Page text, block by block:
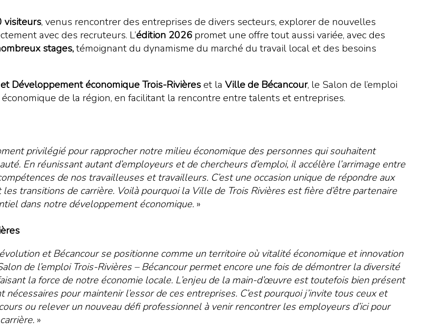
visiteurs, venus rencontrer des entreprises de divers secteurs, explorer de nouvelles
avec des recruteurs. L’édition 2026 promet une offre tout aussi variée, avec des
stages,témoignant du dynamisme du marché du travail local et des besoins
Développement économique Trois-Rivièreset la Ville de Bécancour, le Salon de l’emploi
de la région, en facilitant la rencontre entre talents et entreprises.
privilégié pour rapprocher notre milieu économique des personnes qui souhaitent
En réunissant autant d’employeurs et de chercheurs d’emploi, il accélère l’arrimage entre
de nos travailleuses et travailleurs. C’est une occasion unique de répondre aux
transitions de carrière. Voilà pourquoi la Ville de Trois Rivières est fière d’être partenaire
dans notre développement économique. »
et Bécancour se positionne comme un territoire où vitalité économique et innovation
de l’emploi Trois-Rivières – Bécancour permet encore une fois de démontrer la diversité
la force de notre économie locale. L’enjeu de la main-d’œuvre est toutefois bien présent
pour maintenir l’essor de ces entreprises. C’est pourquoi j’invite tous ceux et
ou relever un nouveau défi professionnel à venir rencontrer les employeurs d’ici pour
»